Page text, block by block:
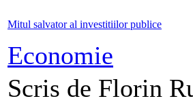
Mitul salvator al investitiilor publice
Economie
Scris de Florin